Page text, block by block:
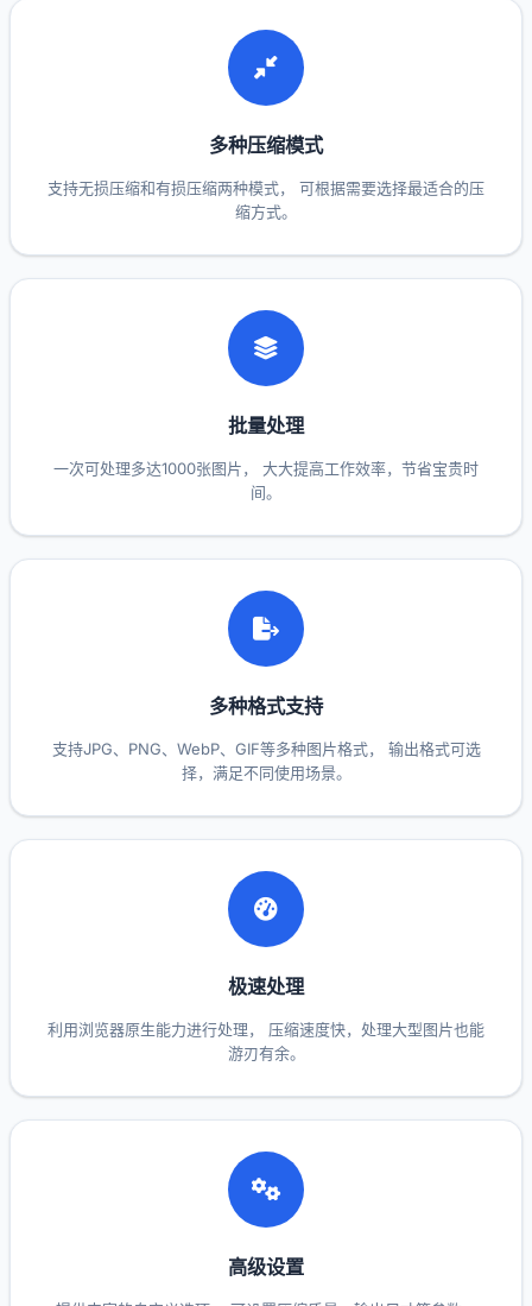
多种压缩模式
支持无损压缩和有损压缩两种模式， 可根据需要选择最适合的压
缩方式。
批量处理
一次可处理多达1000张图片， 大大提高工作效率，节省宝贵时
间。
多种格式支持
支持JPG、PNG、WebP、GIF等多种图片格式， 输出格式可选
择，满足不同使用场景。
极速处理
利用浏览器原生能力进行处理， 压缩速度快，处理大型图片也能
游刃有余。
高级设置